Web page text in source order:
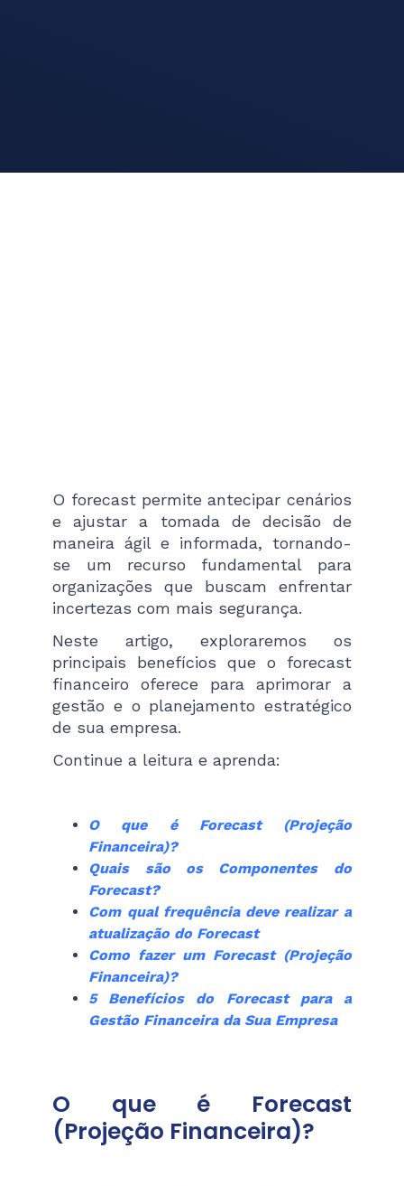
O forecast permite antecipar cenários
e ajustar a tomada de decisão de
maneira ágil e informada, tornando-
se um recurso fundamental para
organizações que buscam enfrentar
incertezas com mais segurança.
Neste artigo, exploraremos os
principais benefícios que o forecast
financeiro oferece para aprimorar a
gestão e o planejamento estratégico
de sua empresa.
Continue a leitura e aprenda:
O que é Forecast (Projeção
Financeira)?
Quais são os Componentes do
Forecast?
Com qual frequência deve realizar a
atualização do Forecast
Como fazer um Forecast (Projeção
Financeira)?
5 Benefícios do Forecast para a
Gestão Financeira da Sua Empresa
O que é Forecast
(Projeção Financeira)?